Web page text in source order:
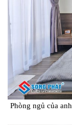
Phòng ngủ của